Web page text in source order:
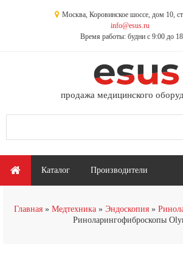
Москва, Коровинское шоссе, дом 10,
info@esus.ru
Время работы: будни с 9:00 до
продажа медицинского
Главное меню
Каталог Производители
Главная Медтехника Эндоскопия
Риноларингофиброскопы